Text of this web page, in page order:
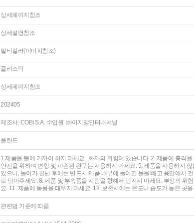
상세페이지참조
상세설명참조
멀티컬러(이미지참조)
플라스틱
상세페이지참조
202405
제조사: COBI S.A. 수입원: ㈜이지엠인터내셔널
폴란드
1.제품을 불에 가까이 하지 마세요.. 화재의 위험이 있습니다. 2. 제품에 충격
안전을 위하여 변형 및 파손된 완구는 사용하지 마세요. 5. 제품을 사용하지
있으니, 놀이가 끝난 후에는 반드시 제품 내부에 들어간 물을 빼고 응달에서
로 닦아주세요. 8. 제품 및 부속품을 사람을 향해서 던지지 마세요. 부상의 위
요. 11. 제품에 동물을 태우지 마세요. 12. 보존시에는 온도나 습도가 높은 곳
관련법 기준에 따름